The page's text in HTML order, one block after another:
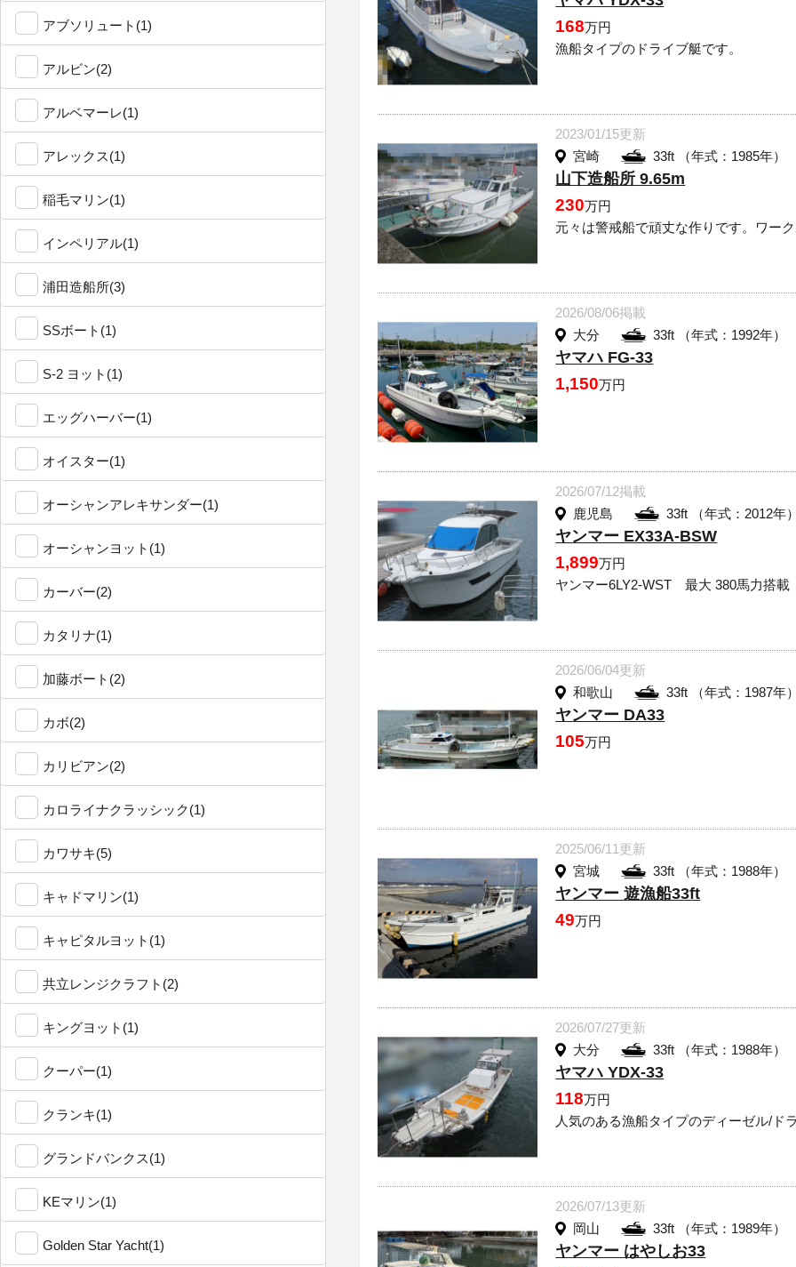
アブソリュート(1)
アルビン(2)
アルベマーレ(1)
アレックス(1)
稲毛マリン(1)
インペリアル(1)
浦田造船所(3)
SSボート(1)
S-2 ヨット(1)
エッグハーバー(1)
オイスター(1)
オーシャンアレキサンダー(1)
オーシャンヨット(1)
カーバー(2)
カタリナ(1)
加藤ボート(2)
カボ(2)
カリビアン(2)
カロライナクラッシック(1)
カワサキ(5)
キャドマリン(1)
キャピタルヨット(1)
共立レンジクラフト(2)
キングヨット(1)
クーパー(1)
クランキ(1)
グランドバンクス(1)
KEマリン(1)
Golden Star Yacht(1)
168万円
漁船タイプのドライブ艇です。
2023/01/15更新
宮崎
33ft （年式：1985年）
山下造船所 9.65m
230万円
元々は警戒船で頑丈な作りです。ワー
2026/08/06掲載
大分
33ft （年式：1992年）
ヤマハ FG-33
1,150万円
2026/07/12掲載
鹿児島
33ft （年式：2012年
ヤンマー EX33A-BSW
1,899万円
ヤンマー6LY2-WST 最大 380馬力搭載
2026/06/04更新
和歌山
33ft （年式：1987年
ヤンマー DA33
105万円
2025/06/11更新
宮城
33ft （年式：1988年）
ヤンマー 遊漁船33ft
49万円
2026/07/27更新
大分
33ft （年式：1988年）
ヤマハ YDX-33
118万円
人気のある漁船タイプのディーゼル/ド
2026/07/13更新
岡山
33ft （年式：1989年）
ヤンマー はやしお33